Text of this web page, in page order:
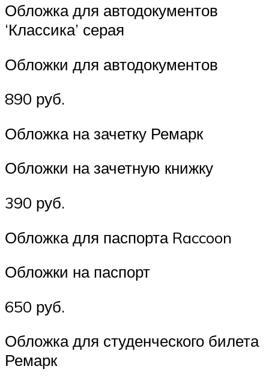
Обложка для автодокументов
‘Классика’ серая
Обложки для автодокументов
890 руб.
Обложка на зачетку Ремарк
Обложки на зачетную книжку
390 руб.
Обложка для паспорта Raccoon
Обложки на паспорт
650 руб.
Обложка для студенческого билета
Ремарк